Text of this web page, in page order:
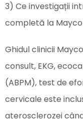
3) Ce investigații
completă la
Ghidul clinicii
consult, EKG,
(ABPM), test de
cervicale este
aterosclerozei